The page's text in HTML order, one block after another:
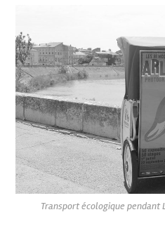
Transport écologique pendant